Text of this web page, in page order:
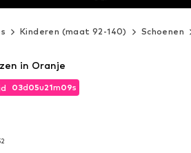
Kinderen (maat 92-140) Schoenen
03d05u21m08s
03d05u21m08s
in Oranje